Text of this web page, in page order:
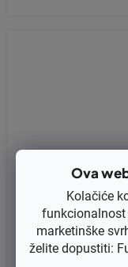
Ova
Kolačiće
funkcionalnost
marketinške
želite dopustiti: